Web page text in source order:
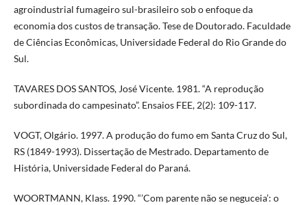
agroindustrial fumageiro sul-brasileiro sob o enfoque da
economia dos custos de transação. Tese de Doutorado. Faculdade
de Ciências Econômicas, Universidade Federal do Rio Grande do
Sul.
TAVARES DOS SANTOS, José Vicente. 1981. “A reprodução
subordinada do campesinato”. Ensaios FEE, 2(2): 109-117.
VOGT, Olgário. 1997. A produção do fumo em Santa Cruz do Sul,
RS (1849-1993). Dissertação de Mestrado. Departamento de
História, Universidade Federal do Paraná.
WOORTMANN, Klass. 1990. “’Com parente não se neguceia’: o